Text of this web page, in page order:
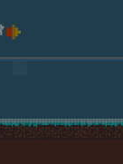
o tytule